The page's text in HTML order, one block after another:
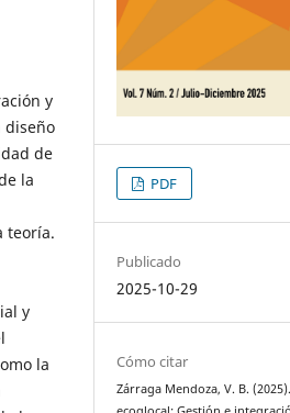
y
diseño
de
la
teoría.
y
la
PDF
Publicado
2025-10-29
Cómo citar
Zárraga Mendoza, V. B.